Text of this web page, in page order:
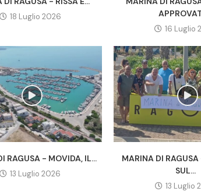
18 Luglio 2026
16 Luglio
RAGUSA - MOVIDA, IL...
13 Luglio 2026
MARINA DI
SUL...
13 Luglio